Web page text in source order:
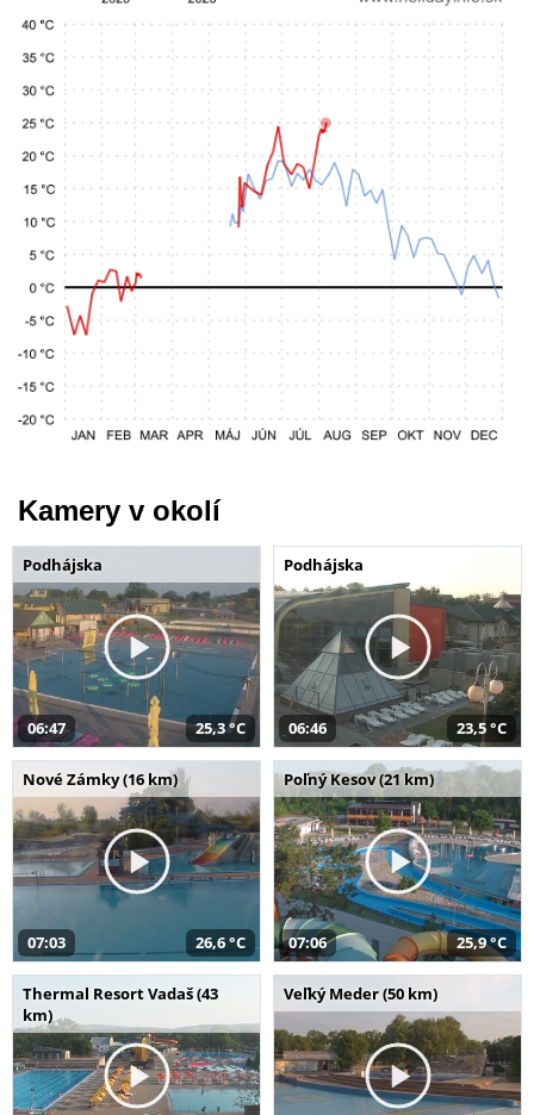
Kamery v okolí
Podhájska
06:47 25,3 °C
Podhájska
06:46 23,5 °C
Nové Zámky (16 km)
07:03 26,6 °C
Poľný Kesov (21 km)
07:06 25,9 °C
Thermal Resort Vadaš (43
km)
Veľký Meder (50 km)